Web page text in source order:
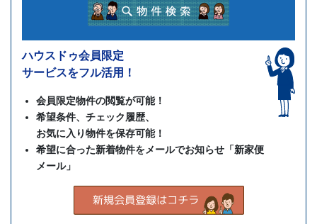
ハウスドゥ会員限定
サービスをフル活用！
会員限定物件の閲覧が可能！
希望条件、チェック履歴、
お気に入り物件を保存可能！
希望に合った新着物件をメールでお知らせ「新家便
メール」